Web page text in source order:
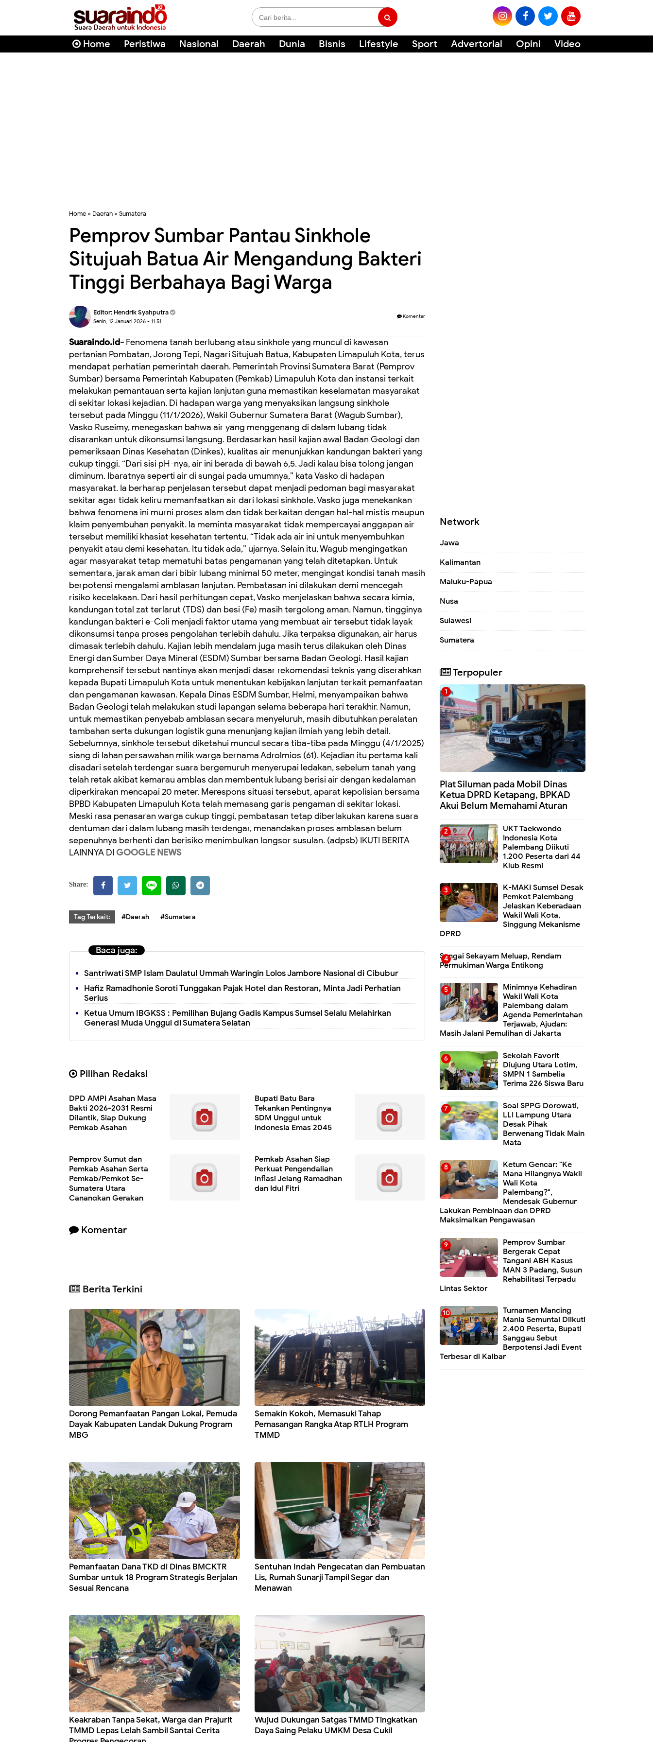
Home Peristiwa Nasional Daerah Dunia Bisnis Lifestyle Sport Advertorial Opini Video
Home » Daerah »Sumatera
Pemprov Sumbar Pantau Sinkhole
Situjuah Batua Air Mengandung Bakteri
Tinggi Berbahaya Bagi Warga
Editor: Hendrik Syahputra
Senin, 12 Januari 2026 - 11.51
Komentar
Suaraindo.id- Fenomena tanah berlubang atau sinkhole yang muncul di kawasan
pertanian Pombatan, Jorong Tepi, Nagari Situjuah Batua, Kabupaten Limapuluh Kota, terus
mendapat perhatian pemerintah daerah. Pemerintah Provinsi Sumatera Barat (Pemprov
Sumbar) bersama Pemerintah Kabupaten (Pemkab) Limapuluh Kota dan instansi terkait
melakukan pemantauan serta kajian lanjutan guna memastikan keselamatan masyarakat
di sekitar lokasi kejadian. Di hadapan warga yang menyaksikan langsung sinkhole
tersebut pada Minggu (11/1/2026), Wakil Gubernur Sumatera Barat (Wagub Sumbar),
Vasko Ruseimy, menegaskan bahwa air yang menggenang di dalam lubang tidak
disarankan untuk dikonsumsi langsung. Berdasarkan hasil kajian awal Badan Geologi dan
pemeriksaan Dinas Kesehatan (Dinkes), kualitas air menunjukkan kandungan bakteri yang
cukup tinggi. “Dari sisi pH-nya, air ini berada di bawah 6,5. Jadi kalau bisa tolong jangan
diminum. Ibaratnya seperti air di sungai pada umumnya,” kata Vasko di hadapan
masyarakat. Ia berharap penjelasan tersebut dapat menjadi pedoman bagi masyarakat
sekitar agar tidak keliru memanfaatkan air dari lokasi sinkhole. Vasko juga menekankan
bahwa fenomena ini murni proses alam dan tidak berkaitan dengan hal-hal mistis maupun
klaim penyembuhan penyakit. Ia meminta masyarakat tidak mempercayai anggapan air
tersebut memiliki khasiat kesehatan tertentu. “Tidak ada air ini untuk menyembuhkan
penyakit atau demi kesehatan. Itu tidak ada,” ujarnya. Selain itu, Wagub mengingatkan
agar masyarakat tetap mematuhi batas pengamanan yang telah ditetapkan. Untuk
sementara, jarak aman dari bibir lubang minimal 50 meter, mengingat kondisi tanah masih
berpotensi mengalami amblasan lanjutan. Pembatasan ini dilakukan demi mencegah
risiko kecelakaan. Dari hasil perhitungan cepat, Vasko menjelaskan bahwa secara kimia,
kandungan total zat terlarut (TDS) dan besi (Fe) masih tergolong aman. Namun, tingginya
kandungan bakteri e-Coli menjadi faktor utama yang membuat air tersebut tidak layak
dikonsumsi tanpa proses pengolahan terlebih dahulu. Jika terpaksa digunakan, air harus
dimasak terlebih dahulu. Kajian lebih mendalam juga masih terus dilakukan oleh Dinas
Energi dan Sumber Daya Mineral (ESDM) Sumbar bersama Badan Geologi. Hasil kajian
komprehensif tersebut nantinya akan menjadi dasar rekomendasi teknis yang diserahkan
kepada Bupati Limapuluh Kota untuk menentukan kebijakan lanjutan terkait pemanfaatan
dan pengamanan kawasan. Kepala Dinas ESDM Sumbar, Helmi, menyampaikan bahwa
Badan Geologi telah melakukan studi lapangan selama beberapa hari terakhir. Namun,
untuk memastikan penyebab amblasan secara menyeluruh, masih dibutuhkan peralatan
tambahan serta dukungan logistik guna menunjang kajian ilmiah yang lebih detail.
Sebelumnya, sinkhole tersebut diketahui muncul secara tiba-tiba pada Minggu (4/1/2025)
siang di lahan persawahan milik warga bernama Adrolmios (61). Kejadian itu pertama kali
disadari setelah terdengar suara bergemuruh menyerupai ledakan, sebelum tanah yang
telah retak akibat kemarau amblas dan membentuk lubang berisi air dengan kedalaman
diperkirakan mencapai 20 meter. Merespons situasi tersebut, aparat kepolisian bersama
BPBD Kabupaten Limapuluh Kota telah memasang garis pengaman di sekitar lokasi.
Meski rasa penasaran warga cukup tinggi, pembatasan tetap diberlakukan karena suara
dentuman dari dalam lubang masih terdengar, menandakan proses amblasan belum
sepenuhnya berhenti dan berisiko menimbulkan longsor susulan. (adpsb) IKUTI BERITA
LAINNYA DI GOOGLE NEWS
Share:
Tag Terkait: #Daerah #Sumatera
Baca juga:
Santriwati SMP Islam Daulatul Ummah Waringin Lolos Jambore Nasional di Cibubur
Hafiz Ramadhonie Soroti Tunggakan Pajak Hotel dan Restoran, Minta Jadi Perhatian
Serius
Ketua Umum IBGKSS : Pemilihan Bujang Gadis Kampus Sumsel Selalu Melahirkan
Generasi Muda Unggul di Sumatera Selatan
Pilihan Redaksi
DPD AMPI Asahan Masa
Bakti 2026-2031 Resmi
Dilantik, Siap Dukung
Pemkab Asahan
Bupati Batu Bara
Tekankan Pentingnya
SDM Unggul untuk
Indonesia Emas 2045
Pemprov Sumut dan
Pemkab Asahan Serta
Pemkab/Pemkot Se-
Sumatera Utara
Canangkan Gerakan
Pemkab Asahan Siap
Perkuat Pengendalian
Inflasi Jelang Ramadhan
dan Idul Fitri
Komentar
Berita Terkini
Dorong Pemanfaatan Pangan Lokal, Pemuda
Dayak Kabupaten Landak Dukung Program
MBG
Semakin Kokoh, Memasuki Tahap
Pemasangan Rangka Atap RTLH Program
TMMD
Pemanfaatan Dana TKD di Dinas BMCKTR
Sumbar untuk 18 Program Strategis Berjalan
Sesuai Rencana
Sentuhan Indah Pengecatan dan Pembuatan
Lis, Rumah Sunarji Tampil Segar dan
Menawan
Keakraban Tanpa Sekat, Warga dan Prajurit
TMMD Lepas Lelah Sambil Santai Cerita
Wujud Dukungan Satgas TMMD Tingkatkan
Daya Saing Pelaku UMKM Desa Cukil
Network
Jawa
Kalimantan
Maluku-Papua
Nusa
Sulawesi
Sumatera
Terpopuler
Plat Siluman pada Mobil Dinas
Ketua DPRD Ketapang, BPKAD
Akui Belum Memahami Aturan
UKT Taekwondo
Indonesia Kota
Palembang Diikuti
1.200 Peserta dari 44
Klub Resmi
K-MAKI Sumsel Desak
Pemkot Palembang
Jelaskan Keberadaan
Wakil Wali Kota,
Singgung Mekanisme
DPRD
Sungai Sekayam Meluap, Rendam
Permukiman Warga Entikong
Minimnya Kehadiran
Wakil Wali Kota
Palembang dalam
Agenda Pemerintahan
Terjawab, Ajudan:
Masih Jalani Pemulihan di Jakarta
Sekolah Favorit
Diujung Utara Lotim,
SMPN 1 Sambelia
Terima 226 Siswa Baru ‎
Soal SPPG Dorowati,
LLI Lampung Utara
Desak Pihak
Berwenang Tidak Main
Mata
Ketum Gencar: "Ke
Mana Hilangnya Wakil
Wali Kota
Palembang?",
Mendesak Gubernur
Lakukan Pembinaan dan DPRD
Maksimalkan Pengawasan
Pemprov Sumbar
Bergerak Cepat
Tangani ABH Kasus
MAN 3 Padang, Susun
Rehabilitasi Terpadu
Lintas Sektor
Turnamen Mancing
Mania Semuntai Diikuti
2.400 Peserta, Bupati
Sanggau Sebut
Berpotensi Jadi Event
Terbesar di Kalbar